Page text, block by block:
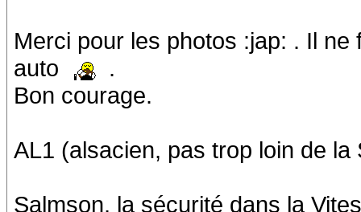
Merci pour les photos :jap: . Il
auto
.
Bon courage.
AL1 (alsacien, pas trop loin de
Salmson, la sécurité dans la